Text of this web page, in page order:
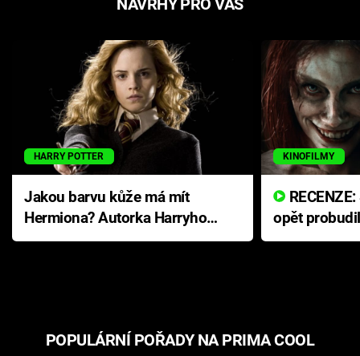
HARRY POTTER
Jakou barvu kůže má mít
Hermiona? Autorka Harryho
Pottera přišla s ráznou
KINOFILMY
opět
přichází s
POPULÁRNÍ POŘADY NA PRIMA COOL